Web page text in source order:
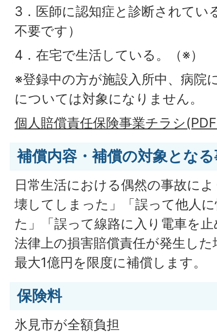
3．医師に認知症と診断されてい
不要です）
4．在宅で生活している。（※）
※登録中の方が施設入所中、病院
については対象になりません。
個人賠償責任保険事業チラシ
補償内容・補償の対象とな
日常生活における偶然の事故に
壊してしまった」「誤って他人
た」「誤って線路に入り電車を
法律上の損害賠償責任が発生し
最大1億円を限度に補償します。
保険料
氷見市が全額負担